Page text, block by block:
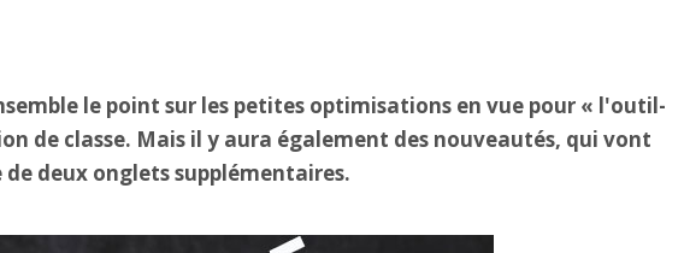
le point sur les petites optimisations en vue pour « l'outil-
de classe. Mais il y aura également des nouveautés, qui vont
deux onglets supplémentaires.